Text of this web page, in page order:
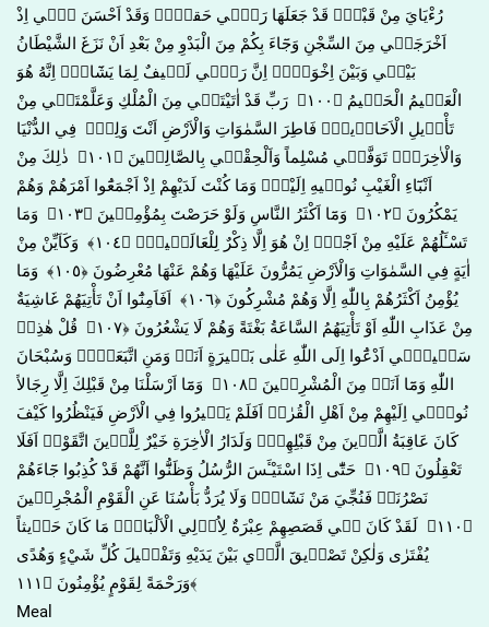
رُءْيَايَ مِنْ قَبْلُۘ قَدْ جَعَلَهَا رَبّ۪ي حَقاًّۜ وَقَدْ اَحْسَنَ ب۪ٓي اِذْ
اَخْرَجَن۪ي مِنَ السِّجْنِ وَجَٓاءَ بِكُمْ مِنَ الْبَدْوِ مِنْ بَعْدِ اَنْ نَزَغَ الشَّيْطَانُ
بَيْن۪ي وَبَيْنَ اِخْوَت۪يۜ اِنَّ رَبّ۪ي لَط۪يفٌ لِمَا يَشَٓاءُۜ اِنَّهُ هُوَ
الْعَل۪يمُ الْحَك۪يمُ ﴿١٠٠﴾ رَبِّ قَدْ اٰتَيْتَن۪ي مِنَ الْمُلْكِ وَعَلَّمْتَن۪ي مِنْ
تَأْو۪يلِ الْاَحَاد۪يثِۚ فَاطِرَ السَّمٰوَاتِ وَالْاَرْضِ اَنْتَ وَلِيّ۪ فِي الدُّنْيَا
وَالْاٰخِرَةِۚ تَوَفَّن۪ي مُسْلِماً وَاَلْحِقْن۪ي بِالصَّالِح۪ينَ ﴿١٠١﴾ ذٰلِكَ مِنْ
اَنْبَٓاءِ الْغَيْبِ نُوح۪يهِ اِلَيْكَۚ وَمَا كُنْتَ لَدَيْهِمْ اِذْ اَجْمَعُٓوا اَمْرَهُمْ وَهُمْ
يَمْكُرُونَ ﴿١٠٢﴾ وَمَٓا اَكْثَرُ النَّاسِ وَلَوْ حَرَصْتَ بِمُؤْمِن۪ينَ ﴿١٠٣﴾ وَمَا
تَسْـَٔلُهُمْ عَلَيْهِ مِنْ اَجْرٍۜ اِنْ هُوَ اِلَّا ذِكْرٌ لِلْعَالَم۪ينَ۟ ﴿١٠٤﴾ وَكَاَيِّنْ مِنْ
اٰيَةٍ فِي السَّمٰوَاتِ وَالْاَرْضِ يَمُرُّونَ عَلَيْهَا وَهُمْ عَنْهَا مُعْرِضُونَ ﴿١٠٥﴾ وَمَا
يُؤْمِنُ اَكْثَرُهُمْ بِاللّٰهِ اِلَّا وَهُمْ مُشْرِكُونَ ﴿١٠٦﴾ اَفَاَمِنُٓوا اَنْ تَأْتِيَهُمْ غَاشِيَةٌ
مِنْ عَذَابِ اللّٰهِ اَوْ تَأْتِيَهُمُ السَّاعَةُ بَغْتَةً وَهُمْ لَا يَشْعُرُونَ ﴿١٠٧﴾ قُلْ هٰذِه۪
سَب۪يل۪ٓي اَدْعُٓوا اِلَى اللّٰهِ عَلٰى بَص۪يرَةٍ اَنَا۬ وَمَنِ اتَّبَعَن۪يۜ وَسُبْحَانَ
اللّٰهِ وَمَٓا اَنَا۬ مِنَ الْمُشْرِك۪ينَ ﴿١٠٨﴾ وَمَٓا اَرْسَلْنَا مِنْ قَبْلِكَ اِلَّا رِجَالاً
نُوح۪ٓي اِلَيْهِمْ مِنْ اَهْلِ الْقُرٰىۜ اَفَلَمْ يَس۪يرُوا فِي الْاَرْضِ فَيَنْظُرُوا كَيْفَ
كَانَ عَاقِبَةُ الَّذ۪ينَ مِنْ قَبْلِهِمْۜ وَلَدَارُ الْاٰخِرَةِ خَيْرٌ لِلَّذ۪ينَ اتَّقَوْاۜ اَفَلَا
تَعْقِلُونَ ﴿١٠٩﴾ حَتّٰٓى اِذَا اسْتَيْـَٔسَ الرُّسُلُ وَظَنُّٓوا اَنَّهُمْ قَدْ كُذِبُوا جَٓاءَهُمْ
نَصْرُنَاۙ فَنُجِّيَ مَنْ نَشَٓاءُۜ وَلَا يُرَدُّ بَأْسُنَا عَنِ الْقَوْمِ الْمُجْرِم۪ينَ
﴿١١٠﴾ لَقَدْ كَانَ ف۪ي قَصَصِهِمْ عِبْرَةٌ لِاُو۬لِي الْاَلْبَابِۜ مَا كَانَ حَد۪يثاً
يُفْتَرٰى وَلٰكِنْ تَصْد۪يقَ الَّذ۪ي بَيْنَ يَدَيْهِ وَتَفْص۪يلَ كُلِّ شَيْءٍ وَهُدًى
وَرَحْمَةً لِقَوْمٍ يُؤْمِنُونَ ﴿١١١﴾
Meal